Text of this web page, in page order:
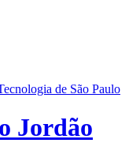
de São Paulo
Jordão